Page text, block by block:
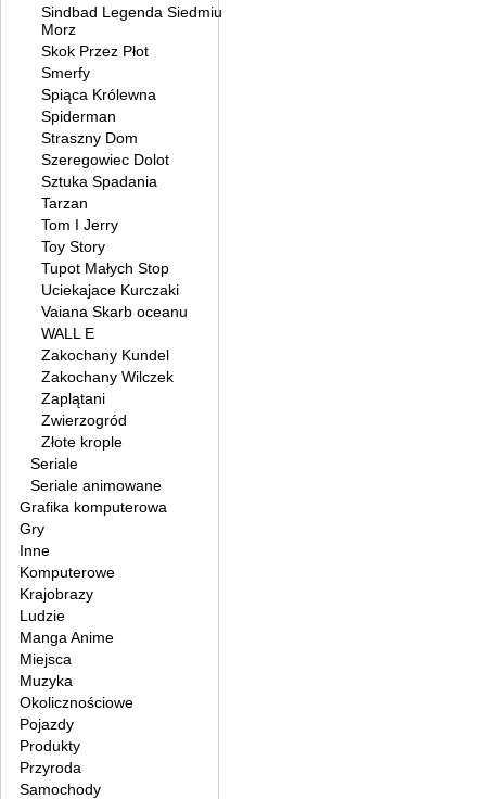
Sindbad Legenda Siedmiu
Morz
Skok Przez Płot
Smerfy
Spiąca Królewna
Spiderman
Straszny Dom
Szeregowiec Dolot
Sztuka Spadania
Tarzan
Tom I Jerry
Toy Story
Tupot Małych Stop
Uciekajace Kurczaki
Vaiana Skarb oceanu
WALL E
Zakochany Kundel
Zakochany Wilczek
Zaplątani
Zwierzogród
Złote krople
Seriale
Seriale animowane
Grafika komputerowa
Gry
Inne
Komputerowe
Krajobrazy
Ludzie
Manga Anime
Miejsca
Muzyka
Okolicznościowe
Pojazdy
Produkty
Przyroda
Samochody